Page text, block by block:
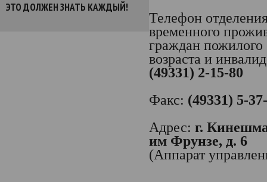
ЭТО ДОЛЖЕН ЗНАТЬ КАЖДЫЙ!
Телефон
временного
граждан пожилого
возраста и
(49331) 2-15-80
Факс: (49331) 5-
Адрес: г.
им Фрунзе, д. 6
(Аппарат